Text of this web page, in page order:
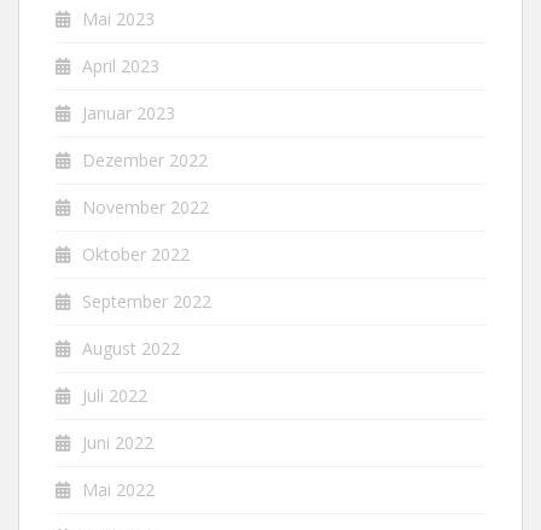
Mai 2023
April 2023
Januar 2023
Dezember 2022
November 2022
Oktober 2022
September 2022
August 2022
Juli 2022
Juni 2022
Mai 2022